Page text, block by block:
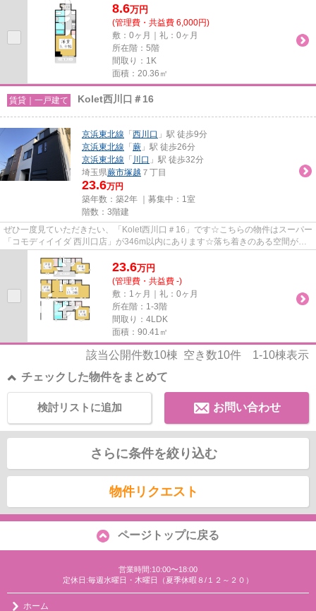
8.6万円
(管理費・共益費 6,000円)
敷：0ヶ月｜礼：0ヶ月
所在階：5階
間取り：1K
面積：20.36㎡
賃貸｜一戸建て Kolet西川口＃16
京浜東北線 「 西川口 」駅 徒歩9分
京浜東北線 「 蕨 」駅 徒歩26分
京浜東北線 「 川口 」駅 徒歩32分
埼玉県蕨市塚越 ７丁目
23.6万円
築年数：築2年 ｜募集中： 1室
階数：3階建
ぜひ一度見ていただきたい、「Kolet西川口＃16」です☆こちらの物件はスーパー
「コモディイイダ 西川口店」が346m以内にあります☆落ち着きのある空間が広
23.6万円
(管理費・共益費 -)
敷：1ヶ月｜礼：0ヶ月
所在階：1-3階
間取り：4LDK
面積：90.41㎡
該当公開件数10棟 空き数10件 1-10棟表示
チェックした物件をまとめて
お問い合わせ
検討リストに追加
さらに条件を絞り込む
物件リクエスト
ページトップに戻る
営業時間:10:00〜18:00
定休日:毎週水曜日・木曜日（夏季休暇８/１２～２０）
ホーム